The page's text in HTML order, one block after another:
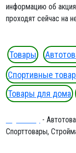
информацию об
проходят сейчас на
Товары
Спортивные
Товары для дома
-
Спорттовары,